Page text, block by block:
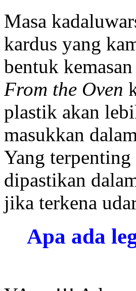
Masa
kardus yang
bentuk
From the Oven
plastik akan
masukkan
Yang terpenting
dipastikan
jika terkena
Apa ada